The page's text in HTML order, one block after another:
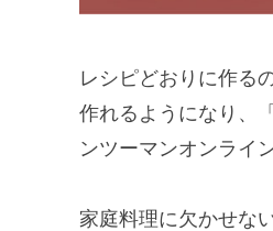
レシピどおりに作る
作れるようになり、
ンツーマンオンライ
家庭料理に欠かせな